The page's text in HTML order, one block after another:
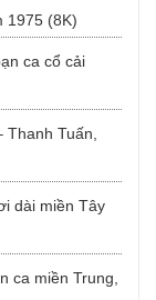
1975 (8K)
ca cổ cải
Tuấn,
dài miền Tây
ca miền Trung,